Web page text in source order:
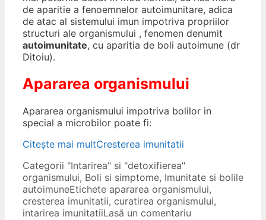
de aparitie a fenoemnelor autoimunitare, adica
de atac al sistemului imun impotriva propriilor
structuri ale organismului , fenomen denumit
autoimunitate, cu aparitia de boli autoimune (dr
Ditoiu).
Apararea organismului
Apararea organismului impotriva bolilor in
special a microbilor poate fi:
Citește mai multCresterea imunitatii
Categorii "Intarirea" si "detoxifierea"
organismului, Boli si simptome, Imunitate si bolile
autoimuneEtichete apararea organismului,
cresterea imunitatii, curatirea organismului,
intarirea imunitatiiLasă un comentariu